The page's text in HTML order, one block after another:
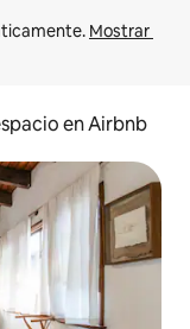
Mostrar
en Airbnb